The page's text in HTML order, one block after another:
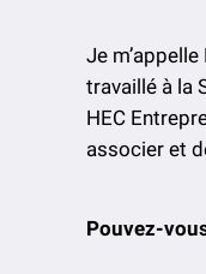
Je
travaillé à la
HEC
associer et
Pouvez-